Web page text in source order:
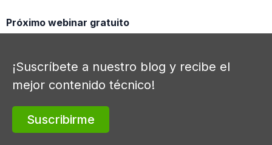
Próximo webinar gratuito
¡Suscríbete a nuestro blog y recibe el
mejor contenido técnico!
Suscribirme